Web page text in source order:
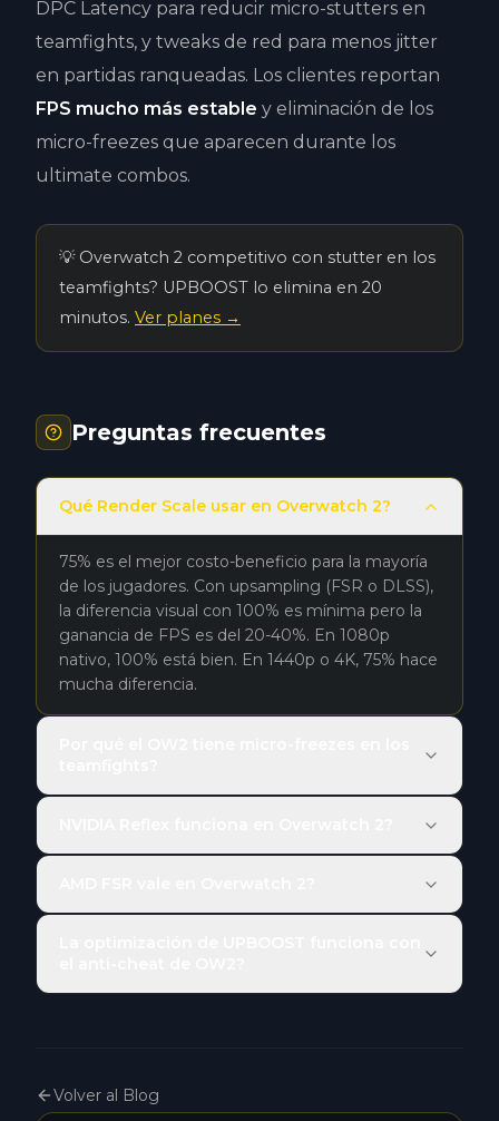
DPC Latency para reducir micro-stutters en
teamfights, y tweaks de red para menos jitter
en partidas ranqueadas. Los clientes reportan
FPS mucho más estable y eliminación de los
micro-freezes que aparecen durante los
ultimate combos.
Overwatch 2 competitivo con stutter en los
teamfights? UPBOOST lo elimina en 20
minutos. Ver planes →
Preguntas frecuentes
Qué Render Scale usar en Overwatch 2?
75% es el mejor costo-beneficio para la mayoría
de los jugadores. Con upsampling (FSR o DLSS),
la diferencia visual con 100% es mínima pero la
ganancia de FPS es del 20-40%. En 1080p
nativo, 100% está bien. En 1440p o 4K, 75% hace
mucha diferencia.
Volver al Blog